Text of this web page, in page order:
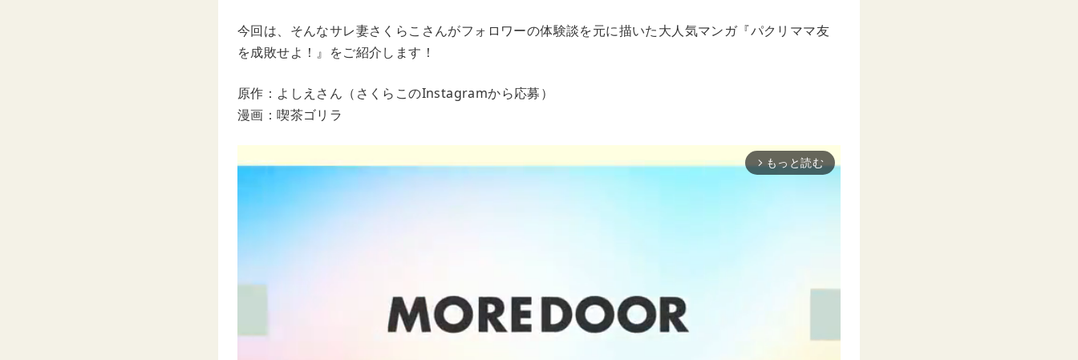
今回は、そんなサレ妻さくらこさんがフォロワーの体験談を元に描いた大人気マンガ『パクリママ友
を成敗せよ！』をご紹介します！
原作：よしえさん（さくらこのInstagramから応募）
漫画：喫茶ゴリラ
arrow_forward_ios もっと読む